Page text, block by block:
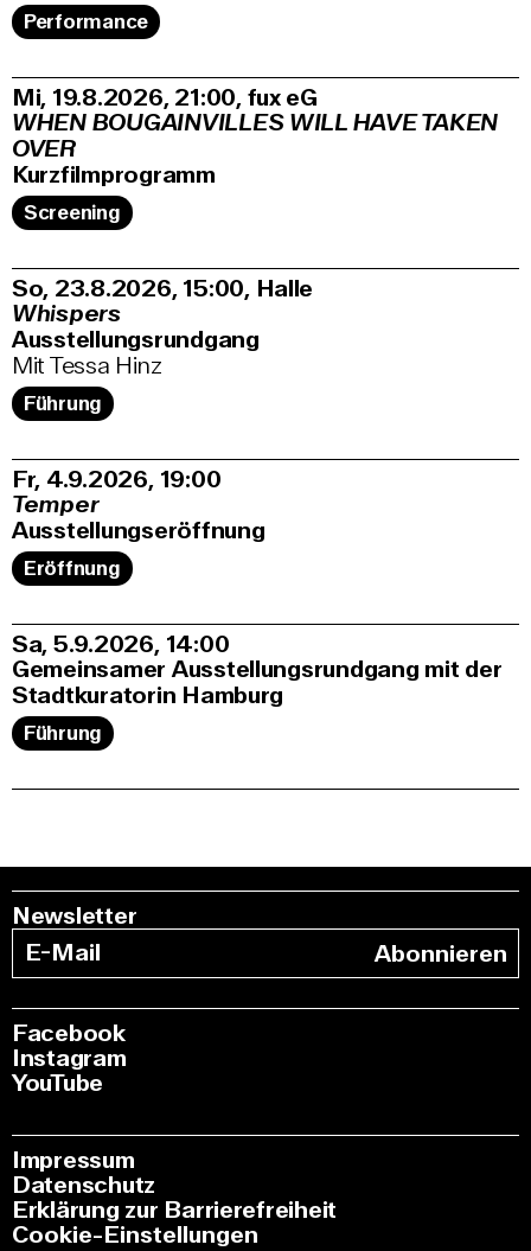
Performance
Mi, 19.8.2026 21:00, fux eG
WHEN BOUGAINVILLES WILL HAVE TAKEN
OVER
Kurzfilmprogramm
Screening
So, 23.8.2026 15:00, Halle
Whispers
Ausstellungsrundgang
Mit Tessa Hinz
Führung
Fr, 4.9.2026 19:00
Temper
Ausstellungseröffnung
Eröffnung
Sa, 5.9.2026 14:00
Gemeinsamer Ausstellungsrundgang mit der
Stadtkuratorin Hamburg
Führung
Newsletter
Abonnieren
Facebook
Instagram
YouTube
Impressum
Datenschutz
Erklärung zur Barrierefreiheit
Cookie-Einstellungen